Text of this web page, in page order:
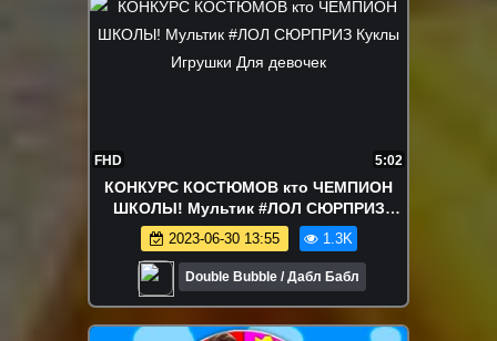
FHD 5:02
КОНКУРС КОСТЮМОВ кто ЧЕМПИОН
ШКОЛЫ! Мультик #ЛОЛ СЮРПРИЗ
Куклы Игрушки Для девочек
2023-06-30 13:55 1.3K
Double Bubble / Дабл Бабл